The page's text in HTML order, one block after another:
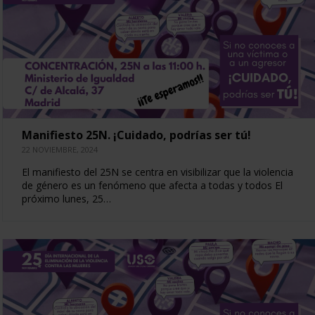
Manifiesto 25N. ¡Cuidado, podrías ser tú!
22 NOVIEMBRE, 2024
El manifiesto del 25N se centra en visibilizar que la violencia
de género es un fenómeno que afecta a todas y todos El
próximo lunes, 25…